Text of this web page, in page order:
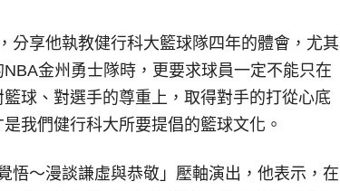
分享他執教健行科大籃球隊四年的體會，尤其
金州勇士隊時，更要求球員一定不能只在
球、對選手的尊重上，取得對手的打從心底
我們健行科大所要提倡的籃球文化。
悟～漫談謙虛與恭敬」壓軸演出，他表示，在